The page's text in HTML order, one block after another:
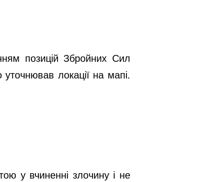
позицій Збройних Сил
локації на мапі.
у вчиненні злочину і не